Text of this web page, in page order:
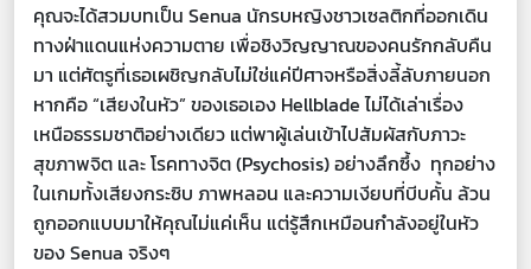
คุณจะได้สวมบทเป็น Senua นักรบหญิงชาวเซลติกที่ออกเดิน
ทางฝ่าแดนแห่งความตาย เพื่อชิงวิญญาณของคนรักกลับคืน
มา แต่ศัตรูที่เธอเผชิญกลับไม่ใช่แค่ปีศาจหรือสิ่งลี้ลับภายนอก
หากคือ “เสียงในหัว” ของเธอเอง Hellblade ไม่ได้เล่าเรื่อง
เหนือธรรมชาติอย่างเดียว แต่พาผู้เล่นเข้าไปสัมผัสกับภาวะ
สุขภาพจิต และ โรคทางจิต (Psychosis) อย่างลึกซึ้ง ทุกอย่าง
ในเกมทั้งเสียงกระซิบ ภาพหลอน และความเงียบที่บีบคั้น ล้วน
ถูกออกแบบมาให้คุณไม่แค่เห็น แต่รู้สึกเหมือนกำลังอยู่ในหัว
ของ Senua จริงๆ